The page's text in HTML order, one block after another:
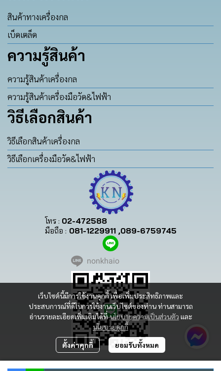
เว็บไซต์นี้มีการใช้งานคุกกี้ เพื่อเพิ่มประสิทธิภาพและ
ประสบการณ์ที่ดีในการใช้งานเว็บไซต์ของท่าน ท่านสามารถ
อ่านรายละเอียดเพิ่มเติมได้ที่นโยบายความเป็นส่วนตัว และ
นโยบายคุกกี้
ตั้งค่าคุกกี้ ยอมรับทั้งหมด
สินค้าทางเครื่องกล
เบ็ดเตล็ด
ความรู้สินค้า
ความรู้สินค้าเครื่องกล
ความรู้สินค้าเครื่องมือวัด&ไฟฟ้า
วิธีเลือกสินค้า
วิธีเลือกสินค้าเครื่องกล
วิธีเลือกเครื่องมือวัด&ไฟฟ้า
โทร : 02-472588
มือถือ : 081-1229911 ,089-6759745
nonkhaio